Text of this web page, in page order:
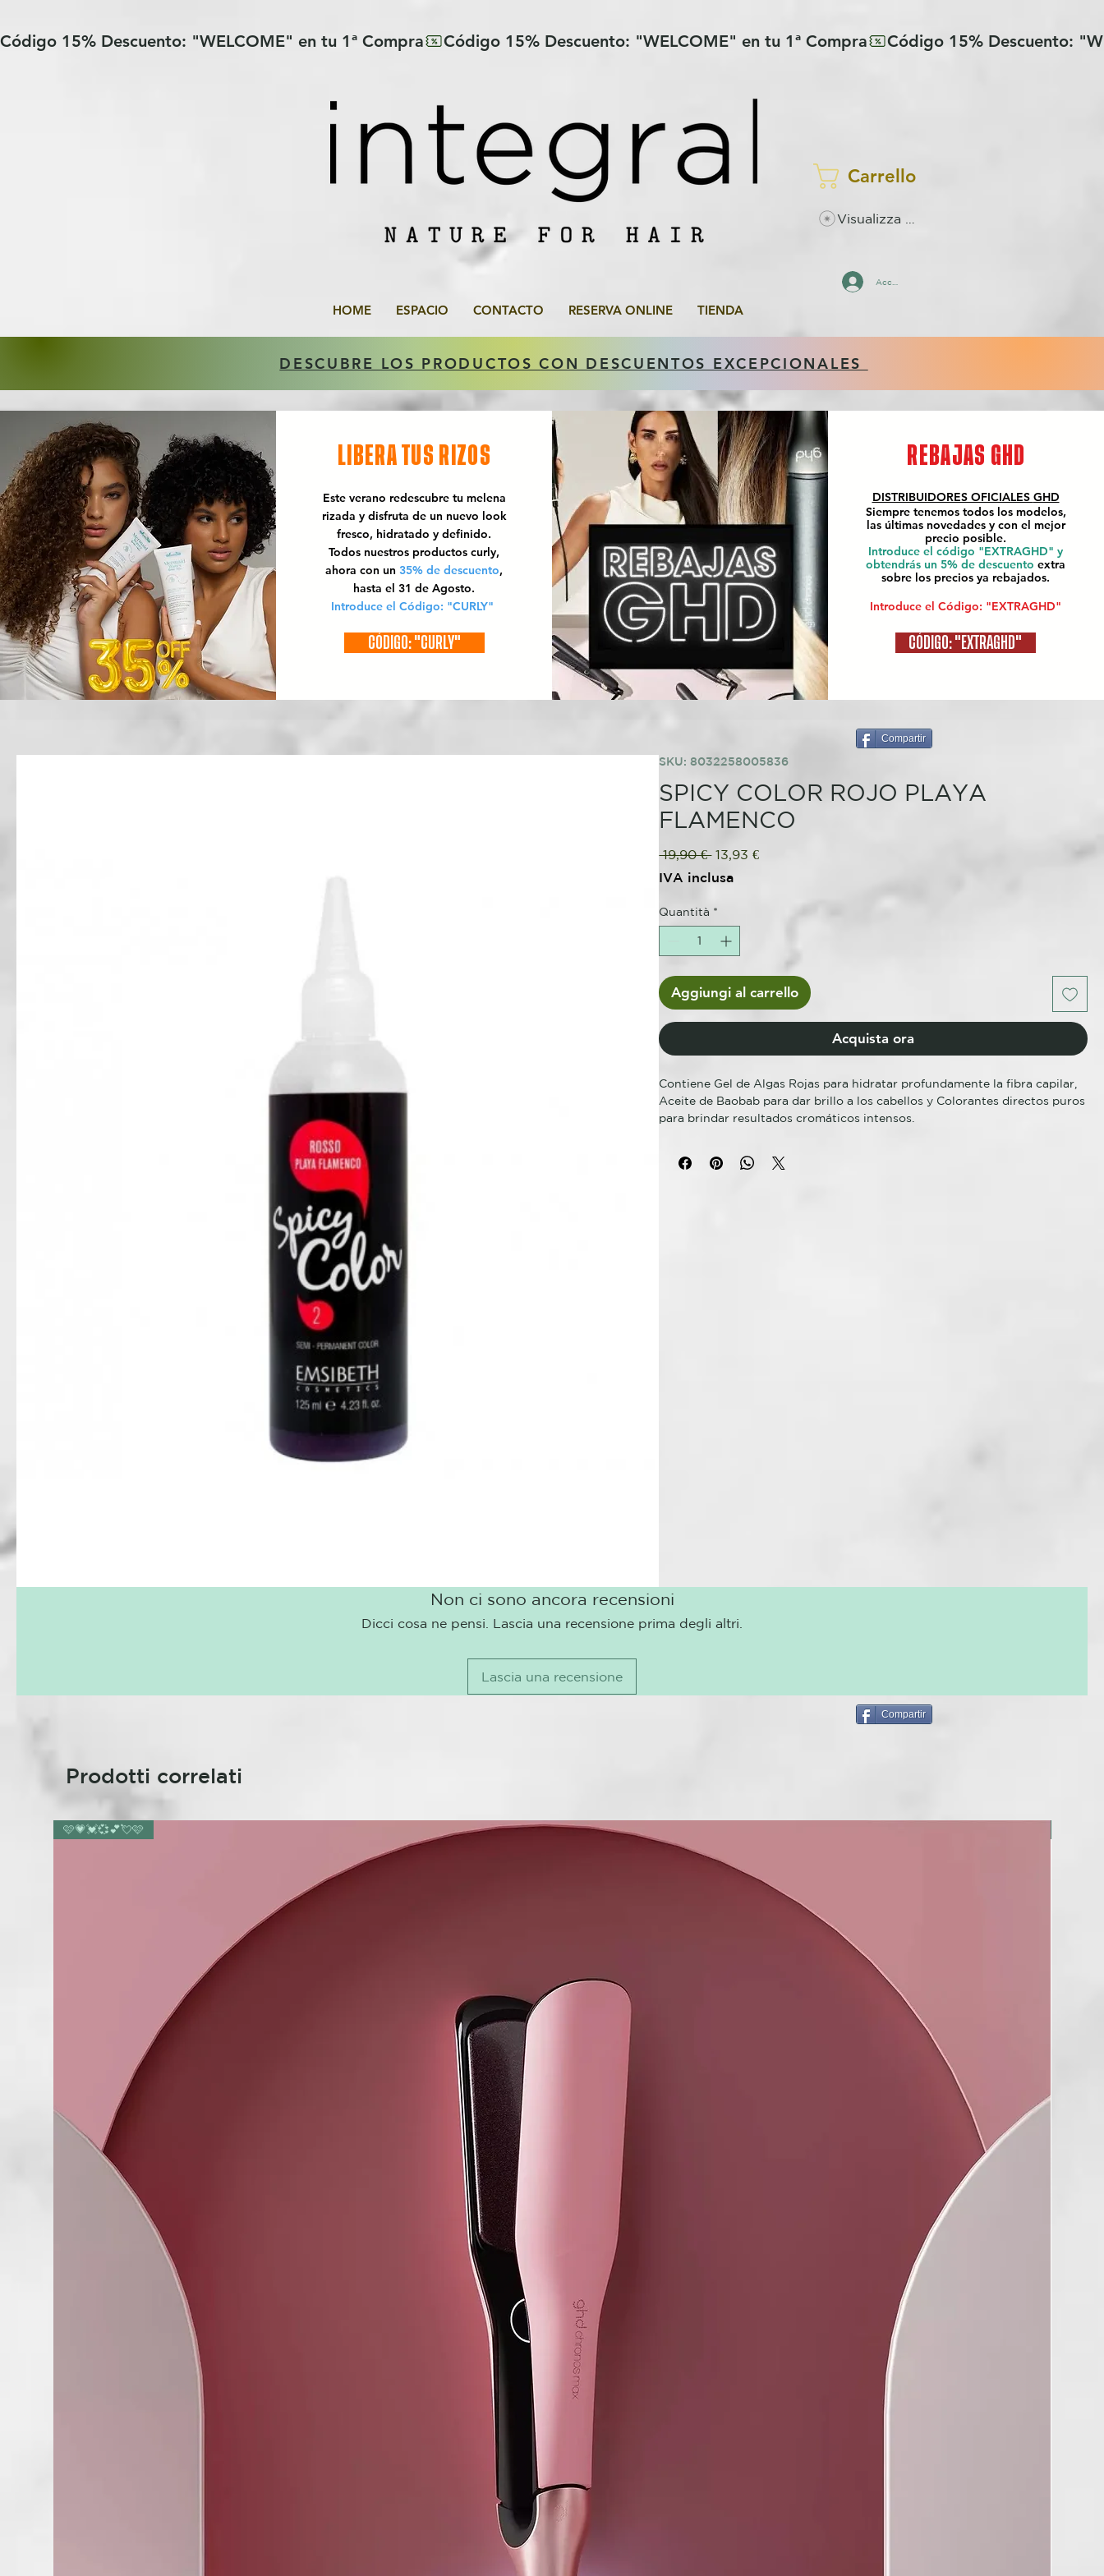
Código 15% Descuento: "WELCOME" en tu 1ª Compra
Carrello
Accedi
HOME ESPACIO CONTACTO RESERVA ONLINE TIENDA
DESCUBRE LOS PRODUCTOS CON DESCUENTOS EXCEPCIONALES
LIBERA TUS RIZOS
Este verano redescubre tu melena
rizada y disfruta de un nuevo look
fresco, hidratado y definido.
Todos nuestros productos curly,
ahora con un 35% de descuento,
hasta el 31 de Agosto.
Introduce el Código: "CURLY"
CÓDIGO: "CURLY"
REBAJAS GHD
DISTRIBUIDORES OFICIALES GHD
Siempre tenemos todos los modelos,
las últimas novedades y con el mejor
precio posible.
Introduce el código "EXTRAGHD" y
obtendrás un 5% de descuento extra
sobre los precios ya rebajados.
Introduce el Código: "EXTRAGHD"
CÓDIGO: "EXTRAGHD"
SKU: 8032258005836
SPICY COLOR ROJO PLAYA
FLAMENCO
19,90 € Prezzo
13,93 €Prezzo
IVA inclusa
Quantità *
Aggiungi al carrello
Acquista ora
Contiene Gel de Algas Rojas para hidratar profundamente la fibra capilar,
Aceite de Baobab para dar brillo a los cabellos y Colorantes directos puros
para brindar resultados cromáticos intensos.
cabello teñido, decolorado o natural. Aporta brillo al cabello y genera
Non ci sono ancora recensioni
Dicci cosa ne pensi. Lascia una recensione prima degli altri.
Lascia una recensione
Compartir
Compartir
Prodotti correlati
🩷💗💓💞💕💘🩷